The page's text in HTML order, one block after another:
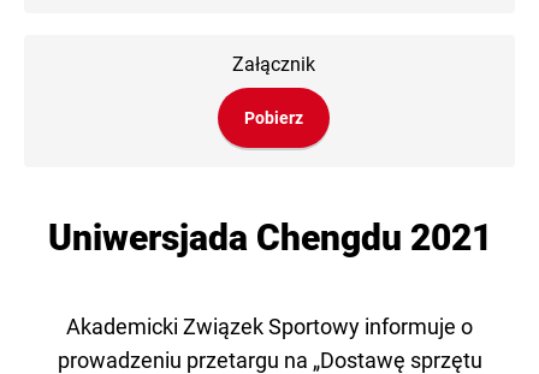
Załącznik
Pobierz
Uniwersjada Chengdu 2021
Akademicki Związek Sportowy informuje o
prowadzeniu przetargu na „Dostawę sprzętu